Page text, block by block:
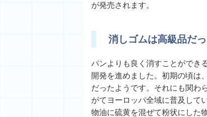
が発売されます。
消しゴムは高級品だ
パンよりも良く消すことができ
開発を進めました。初期の頃は
だったようです。それにも関わ
がてヨーロッパ全域に普及して
物油に硫黄を混ぜて粉状にした